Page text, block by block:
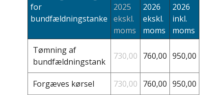
for
bundfældningstanke
2025
ekskl.
moms
2026
ekskl.
moms
2026
inkl.
moms
Tømning af
bundfældningstank
730,00 760,00 950,00
Forgæves kørsel 730,00 760,00 950,00